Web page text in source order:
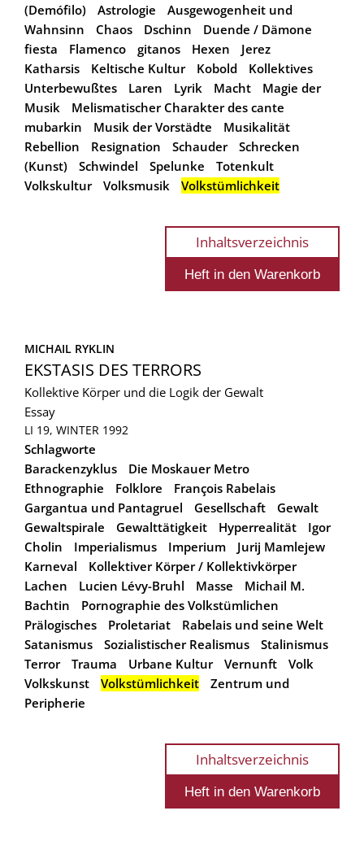
(Demófilo)
Astrologie
Ausgewogenheit und
Wahnsinn
Chaos Dschinn
Duende / Dämone
fiesta
Flamenco gitanos Hexen
Jerez
Katharsis
Keltische Kultur Kobold
Kollektives
Unterbewußtes
Laren Lyrik Macht
Magie der
Musik
Melismatischer Charakter des cante
mubarkin
Musik der Vorstädte
Musikalität
Rebellion
Resignation Schauder
Schrecken
(Kunst)
Schwindel Spelunke
Totenkult
Volkskultur
Volksmusik Volkstümlichkeit
Inhaltsverzeichnis
MICHAIL RYKLIN
EKSTASIS DES TERRORS
Kollektive Körper und die Logik der Gewalt
Essay
LI 19, WINTER 1992
Schlagworte
Barackenzyklus
Die Moskauer Metro
Ethnographie
Folklore
François Rabelais
Gargantua und Pantagruel
Gesellschaft
Gewalt
Gewaltspirale
Gewalttätigkeit Hyperrealität
Igor
Cholin
Imperialismus Imperium
Jurij Mamlejew
Karneval
Kollektiver Körper / Kollektivkörper
Lachen
Lucien Lévy-Bruhl Masse
Michail M.
Bachtin
Pornographie des Volkstümlichen
Prälogisches
Proletariat
Rabelais und seine Welt
Satanismus
Sozialistischer Realismus
Stalinismus
Terror
Trauma Urbane Kultur Vernunft
Volk
Volkskunst
Volkstümlichkeit
Zentrum und
Peripherie
Inhaltsverzeichnis